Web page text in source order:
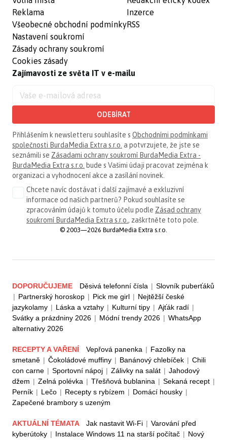
Reklama
Všeobecné obchodní podmínky
Nastavení soukromí
Zásady ochrany soukromí
Cookies zásady
Inzerce
RSS
Zajímavosti ze světa IT v e-mailu
ODEBÍRAT
Přihlášením k newsletteru souhlasíte s Obchodními podmínkami
společnosti BurdaMedia Extra s.r.o. a potvrzujete, že jste se
seznámili se Zásadami ochrany soukromí BurdaMedia Extra -
BurdaMedia Extra s.r.o. bude s Vašimi údaji pracovat zejména k
organizaci a vyhodnocení akce a zasílání novinek.
Chcete navíc dostávat i další zajímavé a exkluzivní
informace od našich partnerů? Pokud souhlasíte se
zpracováním údajů k tomuto účelu podle Zásad ochrany
soukromí BurdaMedia Extra s.r.o., zaškrtněte toto pole.
© 2003—2026 BurdaMedia Extra s.r.o.
DOPORUČUJEME Děsivá telefonní čísla | Slovník puberťáků
| Partnerský horoskop | Pick me girl | Nejtěžší české
jazykolamy | Láska a vztahy | Kulturní tipy | Ajťák radí |
Svátky a prázdniny 2026 | Módní trendy 2026 | WhatsApp
alternativy 2026
RECEPTY A VAŘENÍ Vepřová panenka | Fazolky na
smetaně | Čokoládové muffiny | Banánový chlebíček | Chili
con carne | Sportovní nápoj | Zálivky na salát | Jahodový
džem | Zelná polévka | Třešňová bublanina | Sekaná recept |
Perník | Lečo | Recepty s rybízem | Domácí housky |
Zapečené brambory s uzeným
AKTUÁLNÍ TÉMATA Jak nastavit Wi-Fi | Varování před
kyberútoky | Instalace Windows 11 na starší počítač | Nový